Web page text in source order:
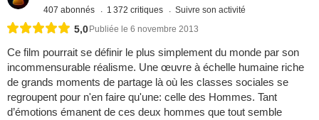
407 abonnés 1 372 critiques Suivre son activité
5,0 Publiée le 6 novembre 2013
Ce film pourrait se définir le plus simplement du monde par son
incommensurable réalisme. Une œuvre à échelle humaine riche
de grands moments de partage là où les classes sociales se
regroupent pour n'en faire qu'une: celle des Hommes. Tant
d’émotions émanent de ces deux hommes que tout semble